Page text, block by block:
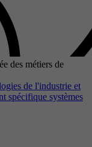
des métiers de
de l'industrie et
spécifique systèmes